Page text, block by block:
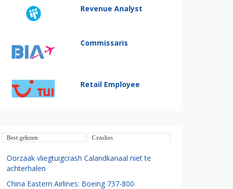
Revenue Analyst
Commissaris
Retail Employee
Best gelezen Crashes
Oorzaak vliegtuigcrash Calandkanaal niet te
achterhalen
China Eastern Airlines: Boeing 737-800